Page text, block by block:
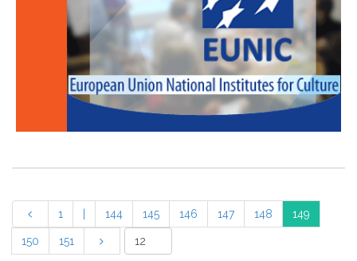
1 144 145 146 147 148 149
150 151